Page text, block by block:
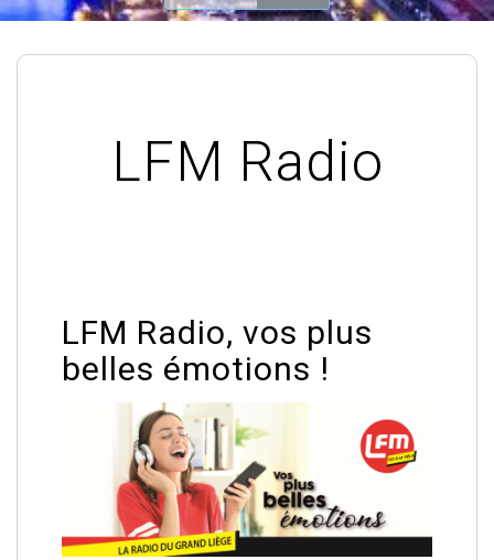
LFM Radio
LFM Radio, vos plus
belles émotions !